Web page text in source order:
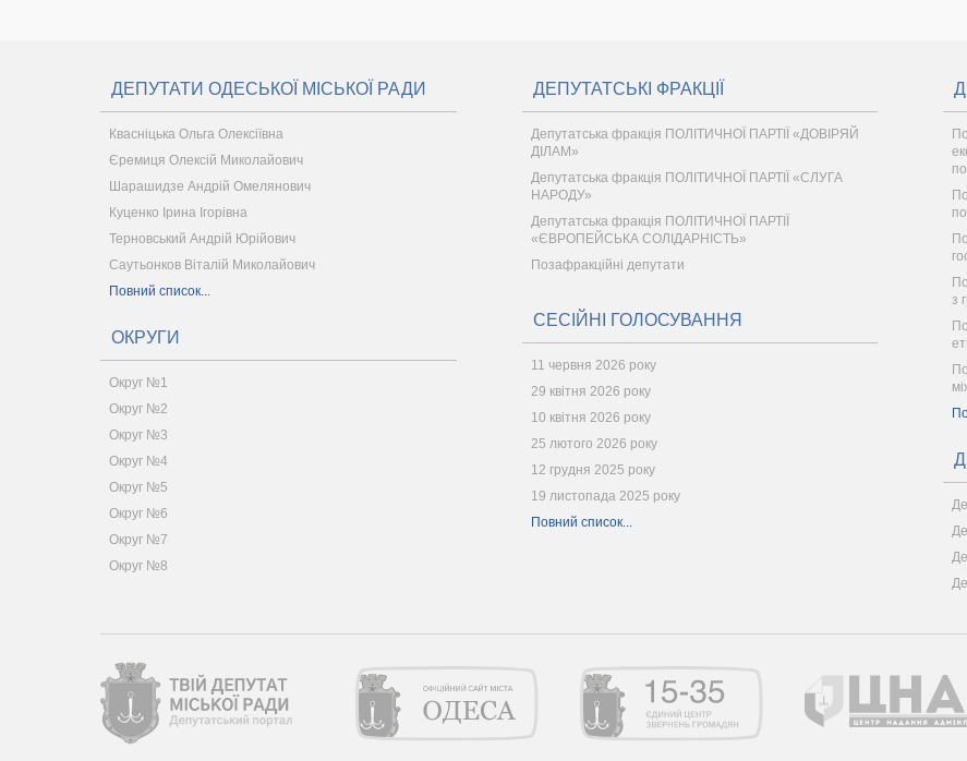
ДЕПУТАТИ ОДЕСЬКОЇ МІСЬКОЇ РАДИ
Квасніцька Ольга Олексіївна
Єремиця Олексій Миколайович
Шарашидзе Андрій Омелянович
Куценко Ірина Ігорівна
Терновський Андрій Юрійович
Саутьонков Віталій Миколайович
Повний список...
ОКРУГИ
Округ №1
Округ №2
Округ №3
Округ №4
Округ №5
Округ №6
Округ №7
Округ №8
ДЕПУТАТСЬКІ ФРАКЦІЇ
Депутатська фракція ПОЛІТИЧНОЇ ПАРТІЇ «ДОВІРЯЙ
ДІЛАМ»
Депутатська фракція ПОЛІТИЧНОЇ ПАРТІЇ «СЛУГА
НАРОДУ»
Депутатська фракція ПОЛІТИЧНОЇ ПАРТІЇ
«ЄВРОПЕЙСЬКА СОЛІДАРНІСТЬ»
Позафракційні депутати
СЕСІЙНІ ГОЛОСУВАННЯ
11 червня 2026 року
29 квітня 2026 року
10 квітня 2026 року
25 лютого 2026 року
12 грудня 2025 року
19 листопада 2025 року
Повний список...
з